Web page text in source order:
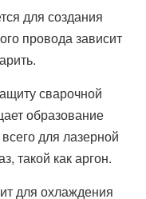
для создания
провода зависит
сварочной
образование
для лазерной
такой как аргон.
для охлаждения